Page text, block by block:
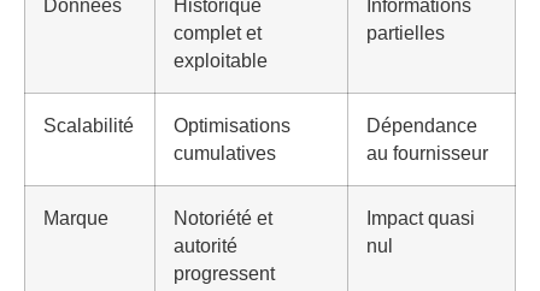
Données
Historique
complet et
exploitable
Informations
partielles
Scalabilité
Optimisations
cumulatives
Dépendance
au fournisseur
Marque
Notoriété et
autorité
progressent
Impact quasi
nul